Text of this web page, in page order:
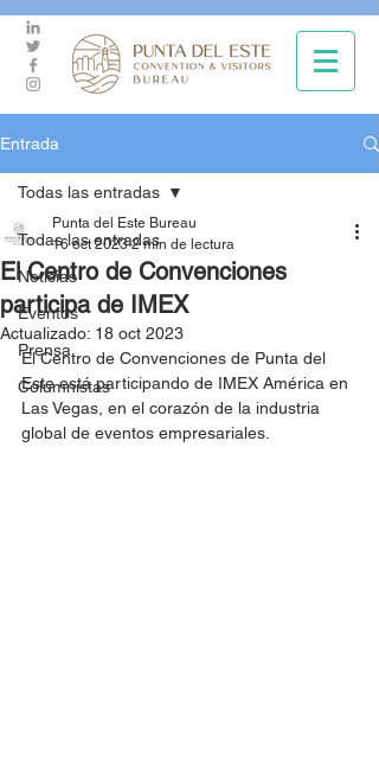
Entrada
Todas las entradas
Noticias
Eventos
Prensa
Columnistas
Todas las entradas
El Centro de Convenciones
participa de IMEX
Punta del Este Bureau
16 oct 2023 2 min de lectura
Actualizado: 18 oct 2023
El Centro de Convenciones de Punta del
Este está participando de IMEX América en
Las Vegas, en el corazón de la industria
global de eventos empresariales.